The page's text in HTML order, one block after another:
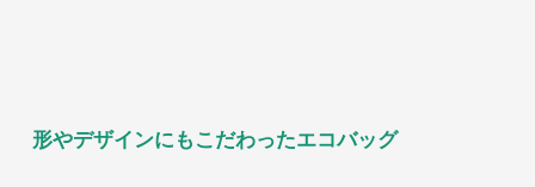
形やデザインにもこだわったエコバッグ